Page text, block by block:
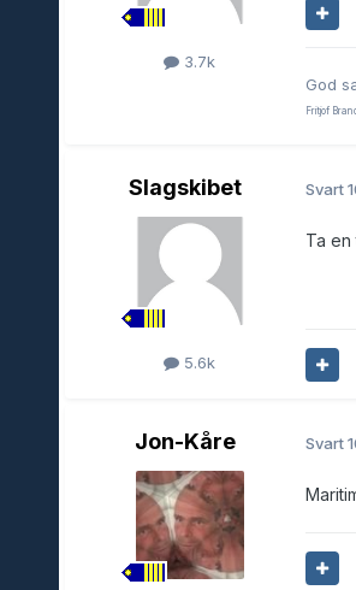
3.7k
God
Fritjof
Slagskibet
5.6k
Svart
Ta
Jon-Kåre Svart